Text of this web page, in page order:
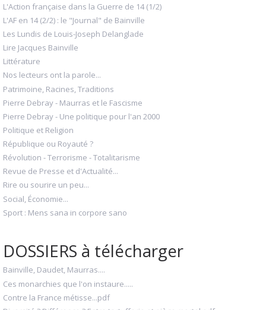
L'Action française dans la Guerre de 14 (1/2)
L'AF en 14 (2/2) : le "Journal" de Bainville
Les Lundis de Louis-Joseph Delanglade
Lire Jacques Bainville
Littérature
Nos lecteurs ont la parole...
Patrimoine, Racines, Traditions
Pierre Debray - Maurras et le Fascisme
Pierre Debray - Une politique pour l'an 2000
Politique et Religion
République ou Royauté ?
Révolution - Terrorisme - Totalitarisme
Revue de Presse et d'Actualité...
Rire ou sourire un peu...
Social, Économie...
Sport : Mens sana in corpore sano
DOSSIERS à télécharger
Bainville, Daudet, Maurras....
Ces monarchies que l'on instaure.....
Contre la France métisse...pdf